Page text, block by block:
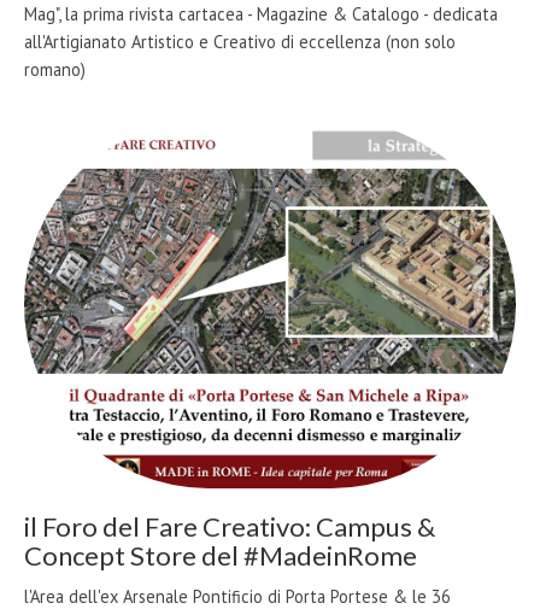
Mag", la prima rivista cartacea - Magazine & Catalogo - dedicata
all'Artigianato Artistico e Creativo di eccellenza (non solo
romano)
il Foro del Fare Creativo: Campus &
Concept Store del #MadeinRome
l'Area dell'ex Arsenale Pontificio di Porta Portese & le 36